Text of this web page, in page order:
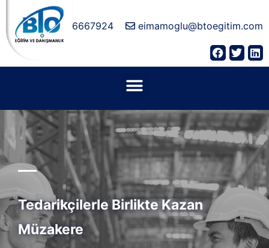
05336667924 eimamoglu@btoegitim.com
Tedarikçilerle Birlikte Kazan
Müzakere